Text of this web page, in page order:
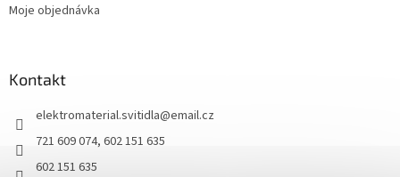
Moje objednávka
Kontakt
elektromaterial.svitidla@email.cz
721 609 074, 602 151 635
602 151 635